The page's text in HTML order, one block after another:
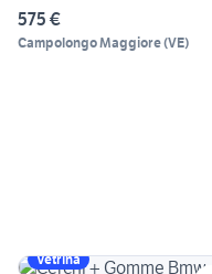
ET30
575 €
Campolongo Maggiore(VE)
Vetrina